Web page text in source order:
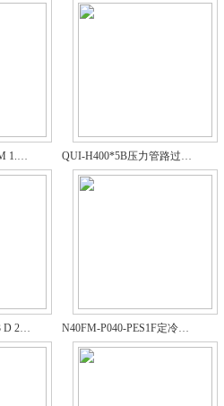
RFM ON 500 BF 10 CM 1.0/-4MO贺德克过滤器 QUI-H400*5B压力管路过滤器
NF BN/HC 1350D L 03 D 2.L24液压管路过滤器 N40FM-P040-PES1F定冷水滤芯